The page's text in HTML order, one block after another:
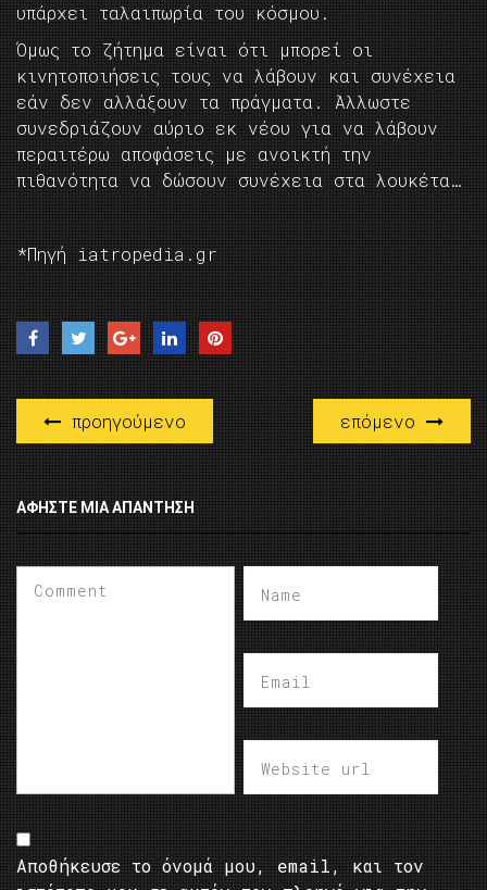
υπάρχει ταλαιπωρία του κόσμου.
Όμως το ζήτημα είναι ότι μπορεί οι
κινητοποιήσεις τους να λάβουν και συνέχεια
εάν δεν αλλάξουν τα πράγματα. Άλλωστε
συνεδριάζουν αύριο εκ νέου για να λάβουν
περαιτέρω αποφάσεις με ανοικτή την
πιθανότητα να δώσουν συνέχεια στα λουκέτα…
*Πηγή iatropedia.gr
προηγούμενο επόμενο
ΑΦΉΣΤΕ ΜΙΑ ΑΠΆΝΤΗΣΗ
Αποθήκευσε το όνομά μου, email, και τον